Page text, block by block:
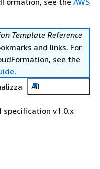
Template Reference
and links. For
see the
.
All
specification v1.0.x